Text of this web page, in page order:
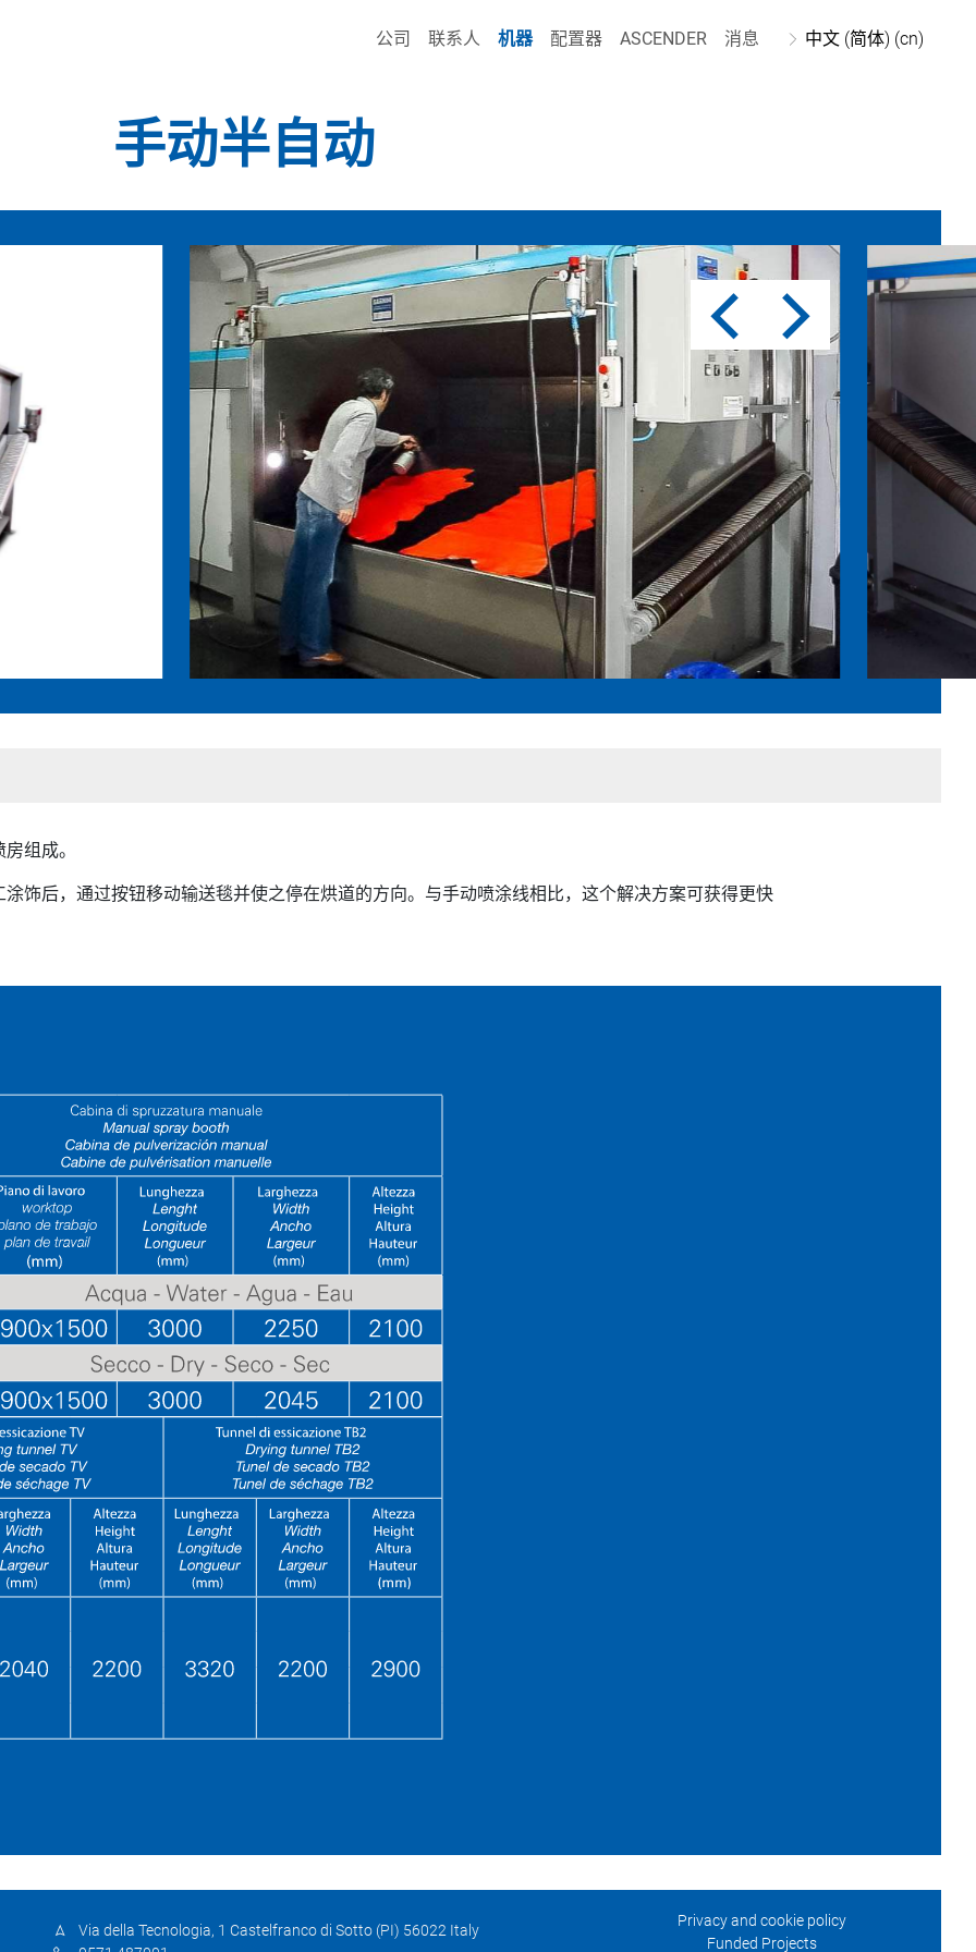
公司 联系人 机器 配置器 ASCENDER 消息 中文 (简体) (cn)
手动半自动
组成。
饰后，通过按钮移动输送毯并使之停在烘道的方向。与手动喷涂线相比，这个解决方案可获得更快
Via della Tecnologia, 1 Castelfranco di Sotto (PI) 56022 Italy
Privacy and cookie policy
Funded Projects